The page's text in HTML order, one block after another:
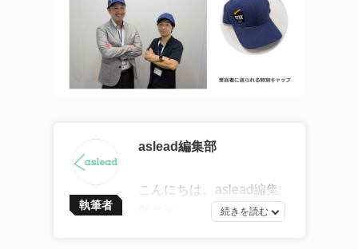
執筆者
aslead編集部
こんにちは。aslead編集